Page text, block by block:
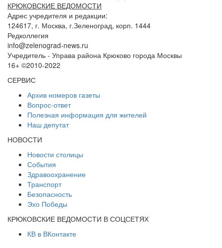
КРЮКОВСКИЕ ВЕДОМОСТИ
Адрес учредителя и редакции:
124617, г. Москва, г.Зеленоград, корп. 1444
Редколлегия
info@zelenograd-news.ru
Учредитель - Управа района Крюково города Москвы
16+ ©2010-2022
СЕРВИС
Архив номеров газеты
Вопрос-ответ
Полезная информация для жителей
Наш депутат
НОВОСТИ
Новости столицы
События
Здравоохранение
Транспорт
Безопасность
Эхо Победы
КРЮКОВСКИЕ ВЕДОМОСТИ В СОЦСЕТЯХ
КВ в ВКонтакте